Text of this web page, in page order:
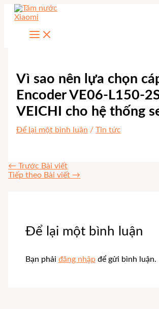
Nhảy
nội
Vì sao nên lựa chọn
Encoder VE06-L150-
VEICHI cho hệ thống
Để lại một bình luận / Tin tức
← Trước Bài viết
Tiếp theo Bài viết →
Để lại một bình luận
Bạn phải đăng nhậpđể gửi bình luận.